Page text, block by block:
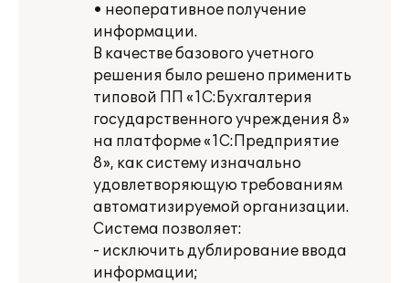
• неоперативное получение
информации.
В качестве базового учетного
решения было решено применить
типовой ПП «1С:Бухгалтерия
государственного учреждения 8»
на платформе «1С:Предприятие
8», как систему изначально
удовлетворяющую требованиям
автоматизируемой организации.
Система позволяет:
- исключить дублирование ввода
информации;